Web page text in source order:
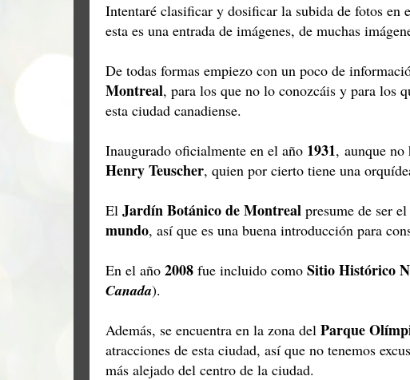
Intentaré clasificar y dosificar la subida de fotos en
esta es una entrada de imágenes, de muchas
De todas formas empiezo con un poco de
Montreal, para los que no lo conozcáis y para los
esta ciudad canadiense.
Inaugurado oficialmente en el año 1931, aunque no
Henry Teuscher, quien por cierto tiene una
El Jardín Botánico de Montreal presume de ser el
mundo, así que es una buena introducción para
En el año 2008 fue incluido como Sitio Histórico
Canada).
Además, se encuentra en la zona del Parque
atracciones de esta ciudad, así que no tenemos
más alejado del centro de la ciudad.